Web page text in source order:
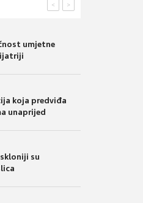
>
<
umjetne
koja predviđa
unaprijed
su